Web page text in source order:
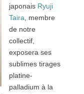
japonais Ryuji
Taira, membre
de notre
collectif,
exposera ses
sublimes tirages
platine-
palladium à la